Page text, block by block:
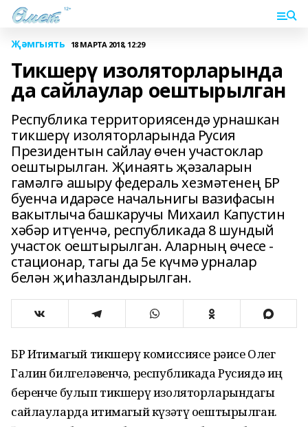
Җәмгыять 18 МАРТА 2018, 12:29
Тикшерү изоляторларында
да сайлаулар оештырылган
Республика территориясендә урнашкан
тикшерү изоляторларында Русия
Президентын сайлау өчен участоклар
оештырылган. Җинаять җәзаларын
гамәлгә ашыру федераль хезмәтенең БР
буенча идарәсе начальнигы вазифасын
вакытлыча башкаручы Михаил Капустин
хәбәр итүенчә, республикада 8 шундый
участок оештырылган. Аларның өчесе -
стационар, тагы да 5е күчмә урналар
белән җиһазландырылган.
БР Иҗтимагый тикшерү комиссиясе рәисе Олег
Галин билгеләвенчә, республикада Русиядә иң
беренче булып тикшерү изоляторларындагы
сайлауларда иҗтимагый күзәтү оештырылган.